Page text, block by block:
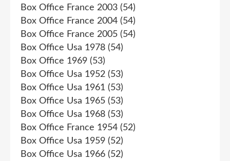
Box Office France 2003 (54)
Box Office France 2004 (54)
Box Office France 2005 (54)
Box Office Usa 1978 (54)
Box Office 1969 (53)
Box Office Usa 1952 (53)
Box Office Usa 1961 (53)
Box Office Usa 1965 (53)
Box Office Usa 1968 (53)
Box Office France 1954 (52)
Box Office Usa 1959 (52)
Box Office Usa 1966 (52)